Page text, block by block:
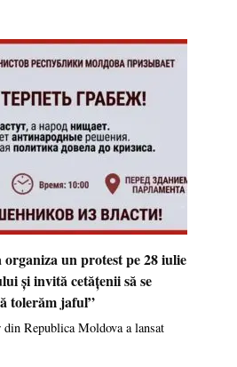
un protest pe 28 iulie
și invită cetățenii să se
tolerăm jaful”
Republica Moldova a lansat